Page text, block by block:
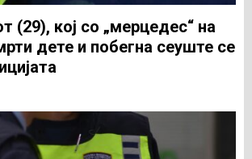
(29), кој со „мерцедес“ на
дете и побегна сеуште се